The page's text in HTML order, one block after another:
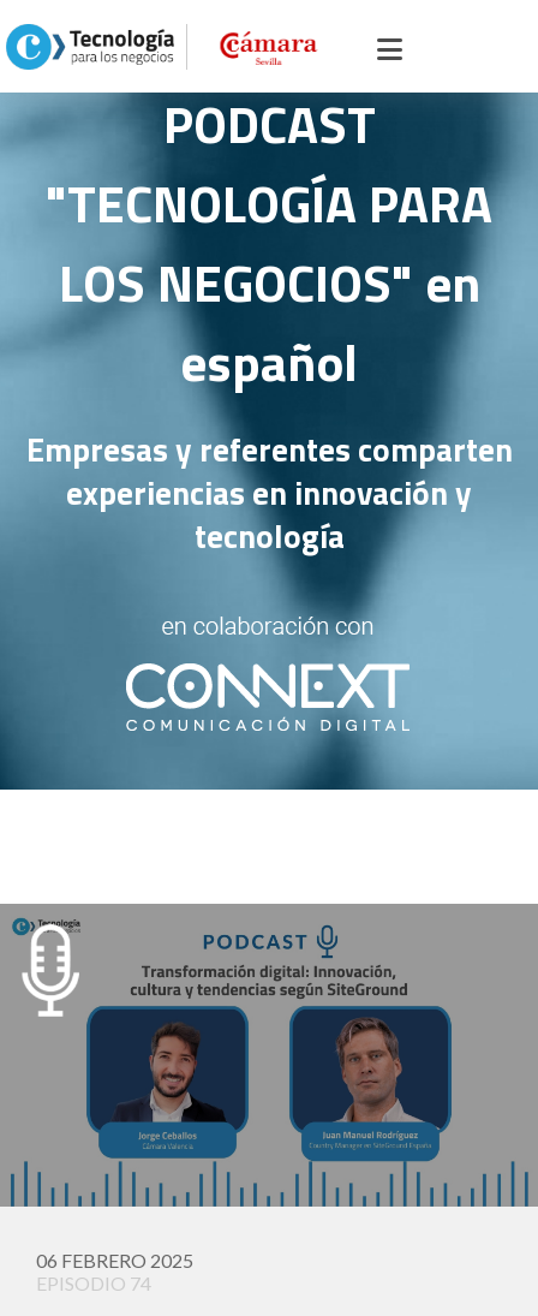
Inicio
PODCAST
"TECNOLOGÍA PARA
LOS NEGOCIOS" en
español
Empresas y referentes comparten
experiencias en innovación y
tecnología
06 FEBRERO 2025
EPISODIO 74